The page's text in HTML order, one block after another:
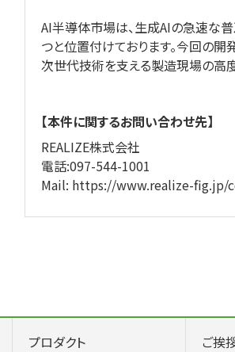
AI半導体市場は、生成AIの急速な
つと位置付けております。今回の
次世代技術を支える製造現場の高
【本件に関するお問い合わせ先】
REALIZE株式会社
電話:097-544-1001
Mail: https://www.realize-fig.jp/
プロダクト ご挨